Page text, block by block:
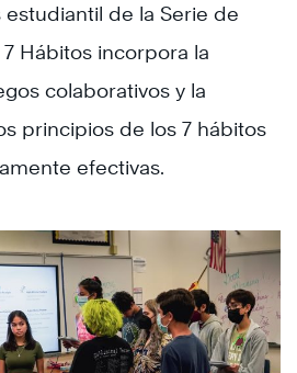
de la Serie de
Hábitos incorpora la
colaborativos y la
principios de los 7 hábitos
efectivas.